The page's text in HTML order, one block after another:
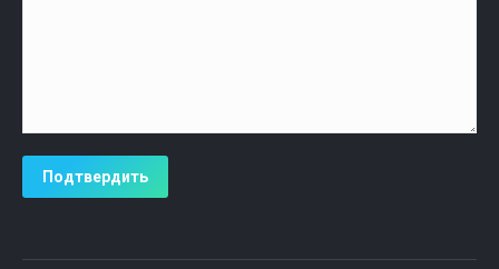
Подтвердить